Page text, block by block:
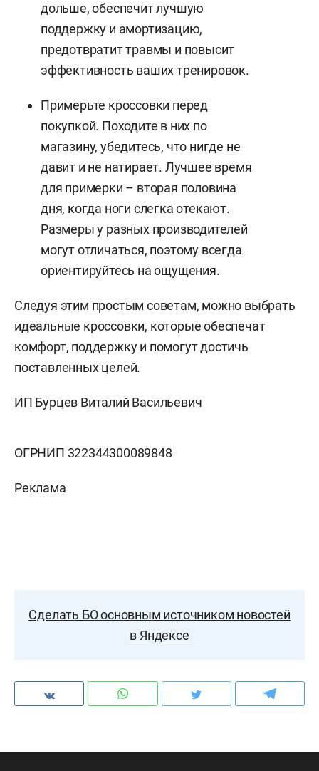
дольше, обеспечит лучшую
поддержку и амортизацию,
предотвратит травмы и повысит
эффективность ваших тренировок.
Примерьте кроссовки перед
покупкой. Походите в них по
магазину, убедитесь, что нигде не
давит и не натирает. Лучшее время
для примерки – вторая половина
дня, когда ноги слегка отекают.
Размеры у разных производителей
могут отличаться, поэтому всегда
ориентируйтесь на ощущения.
Следуя этим простым советам, можно выбрать
идеальные кроссовки, которые обеспечат
комфорт, поддержку и помогут достичь
поставленных целей.
ИП Бурцев Виталий Васильевич
ОГРНИП 322344300089848
Реклама
Сделать БО основным источником новостей
в Яндексе